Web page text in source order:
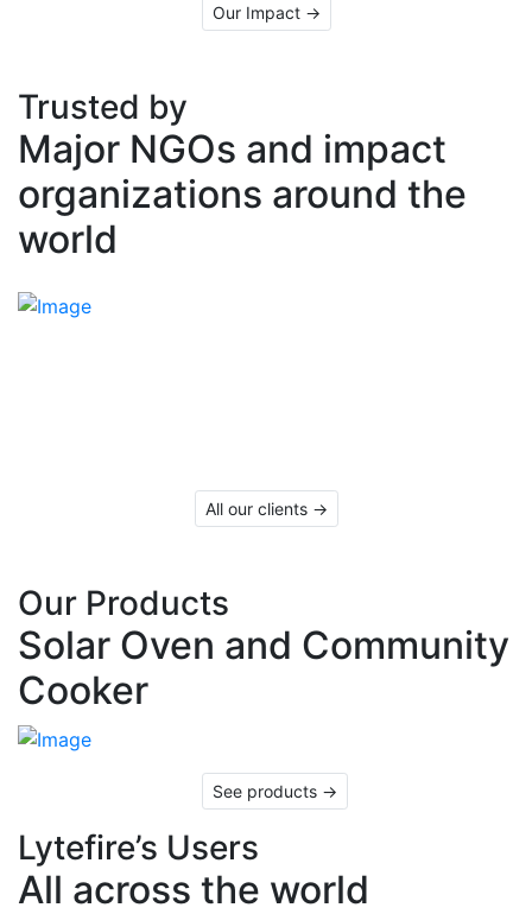
Our Impact →
Trusted by
Major NGOs and impact
organizations around the
world
All our clients →
Our Products
Solar Oven and Community
Cooker
See products →
Lytefire’s Users
All across the world